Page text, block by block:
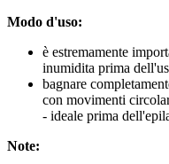
Modo d'uso:
è estremamente
inumidita prima
bagnare
con movimenti
- ideale prima
Note: